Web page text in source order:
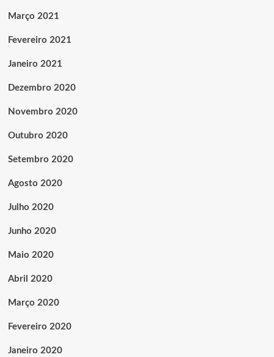
Março 2021
Fevereiro 2021
Janeiro 2021
Dezembro 2020
Novembro 2020
Outubro 2020
Setembro 2020
Agosto 2020
Julho 2020
Junho 2020
Maio 2020
Abril 2020
Março 2020
Fevereiro 2020
Janeiro 2020